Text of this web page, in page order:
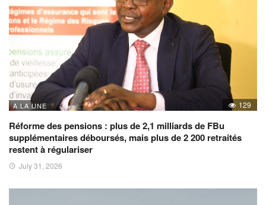
A LA UNE 129
Réforme des pensions : plus de 2,1 milliards de FBu
supplémentaires déboursés, mais plus de 2 200 retraités
restent à régulariser
July 31, 2026